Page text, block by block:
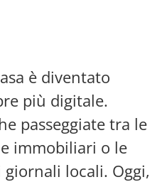
è diventato
più digitale.
passeggiate tra le
immobiliari o le
locali. Oggi,